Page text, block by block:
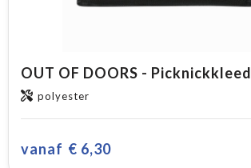
OUT OF DOORS - Picknickkleed
polyester
vanaf € 6,30